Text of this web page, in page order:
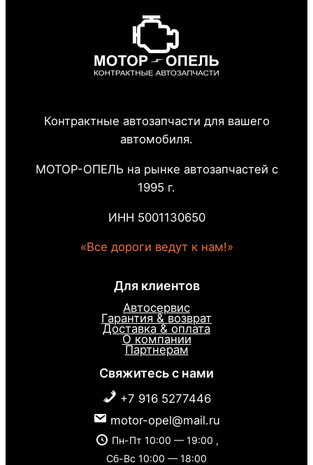
Контрактные автозапчасти для вашего
автомобиля.
МОТОР-ОПЕЛЬ на рынке автозапчастей с
1995 г.
ИНН 5001130650
«Все дороги ведут к нам!»
Для клиентов
Автосервис
Гарантия & возврат
Доставка & оплата
О компании
Партнерам
Свяжитесь с нами
+7 916 5277446
motor-opel@mail.ru
Пн-Пт 10:00 — 19:00 ,
Сб-Вс 10:00 — 18:00